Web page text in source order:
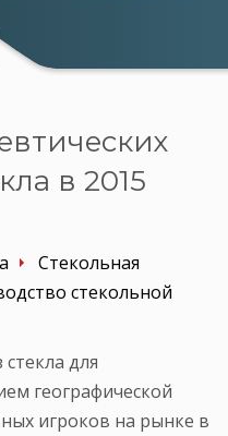
в 2015
Стекольная
стекольной
для
географической
игроков на рынке в